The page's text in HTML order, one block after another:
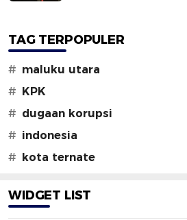
TAG TERPOPULER
# maluku utara
#
KPK
# dugaan korupsi
# indonesia
#
kota ternate
WIDGET LIST